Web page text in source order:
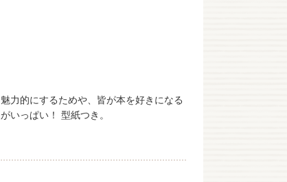
力的にするためや、皆が本を好きになる
いっぱい！ 型紙つき。